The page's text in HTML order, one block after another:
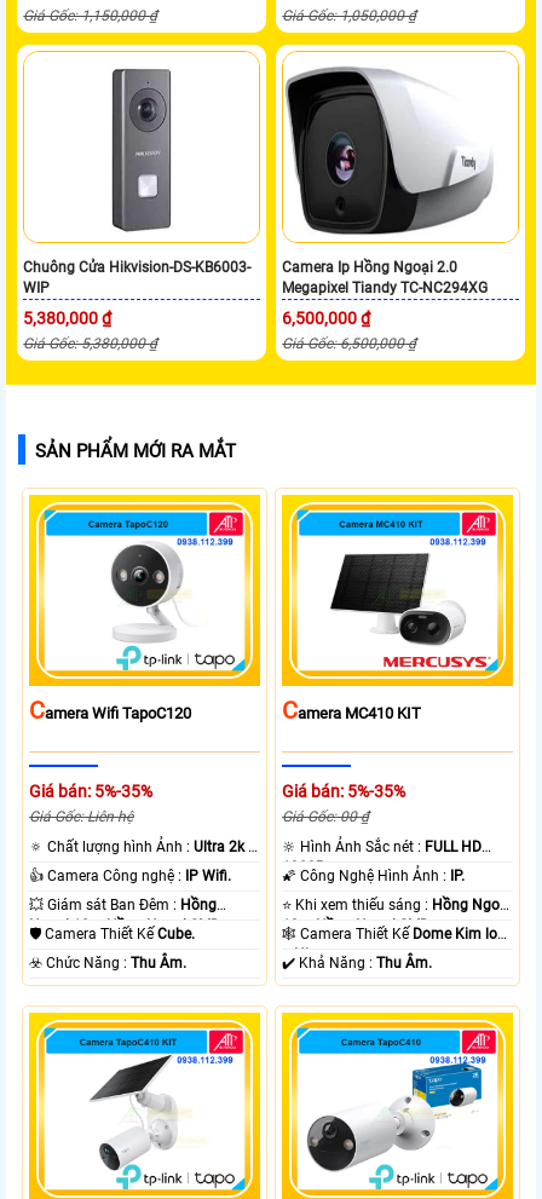
Giá Gốc: 1,150,000 ₫ Giá Gốc: 1,050,000 ₫
Chuông Cửa Hikvision-DS-KB6003-
WIP
5,380,000 ₫
Giá Gốc: 5,380,000 ₫
Camera Ip Hồng Ngoại 2.0
Megapixel Tiandy TC-NC294XG
6,500,000 ₫
Giá Gốc: 6,500,000 ₫
SẢN PHẨM MỚI RA MẮT
CAmera Wifi TapoC120
Giá bán: 5%-35%
Giá Gốc: Liên hệ
🔅 Chất lượng hình Ảnh :Ultra 2k +
.
👍 Camera Công nghệ :
IP Wifi.
💥 Giám sát Ban Đêm : Hồng
Ngoại 10m Hồng Ngoại SMD.
🛡 Camera Thiết KếCube.
️☣️ Chức Năng :Thu Âm.
CAmera MC410 KIT
Giá bán: 5%-35%
Giá Gốc: 00 ₫
🔆 Hình Ảnh Sắc nét : FULL HD
1080P .
🌠 Công Nghệ Hình Ảnh :
IP.
⭐ Khi xem thiếu sáng : Hồng Ngoại
10m Hồng Ngoại SMD.
🕸️ Camera Thiết Kế Dome Kim loại
+ Nhựa.
️✔️ Khả Năng :Thu Âm.